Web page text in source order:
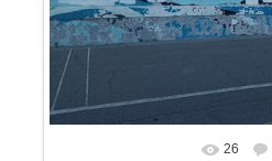
В реальном размере
26